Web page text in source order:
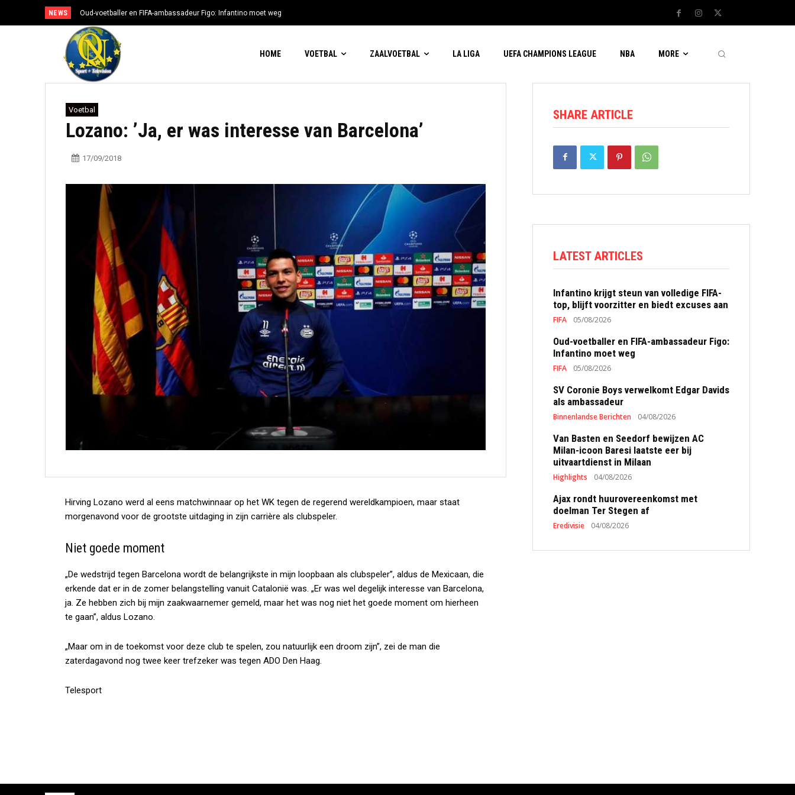
NEWS Oud-voetballer en FIFA-ambassadeur Figo: Infantino moet weg
HOME VOETBAL ZAALVOETBAL LA LIGA UEFA CHAMPIONS LEAGUE NBA MORE
Voetbal
Lozano: ’Ja, er was interesse van Barcelona’
17/09/2018
Hirving Lozano werd al eens matchwinnaar op het WK tegen de regerend wereldkampioen, maar staat
morgenavond voor de grootste uitdaging in zijn carrière als clubspeler.
Niet goede moment
„De wedstrijd tegen Barcelona wordt de belangrijkste in mijn loopbaan als clubspeler”, aldus de Mexicaan, die
erkende dat er in de zomer belangstelling vanuit Catalonië was. „Er was wel degelijk interesse van Barcelona,
ja. Ze hebben zich bij mijn zaakwaarnemer gemeld, maar het was nog niet het goede moment om hierheen
te gaan”, aldus Lozano.
„Maar om in de toekomst voor deze club te spelen, zou natuurlijk een droom zijn”, zei de man die
zaterdagavond nog twee keer trefzeker was tegen ADO Den Haag.
Telesport
SHARE ARTICLE
LATEST ARTICLES
Infantino krijgt steun van volledige FIFA-
top, blijft voorzitter en biedt excuses aan
FIFA 05/08/2026
Oud-voetballer en FIFA-ambassadeur Figo:
Infantino moet weg
FIFA 05/08/2026
SV Coronie Boys verwelkomt Edgar Davids
als ambassadeur
Binnenlandse Berichten 04/08/2026
Van Basten en Seedorf bewijzen AC
Milan-icoon Baresi laatste eer bij
uitvaartdienst in Milaan
Highlights 04/08/2026
Ajax rondt huurovereenkomst met
doelman Ter Stegen af
Eredivisie 04/08/2026